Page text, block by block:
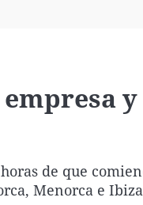
de que
Menorca e Ibiza